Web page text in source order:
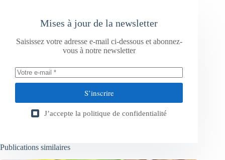
Mises à jour de la newsletter
Saisissez votre adresse e-mail ci-dessous et abonnez-
vous à notre newsletter
S’inscrire
J’accepte la politique de confidentialité
Publications similaires